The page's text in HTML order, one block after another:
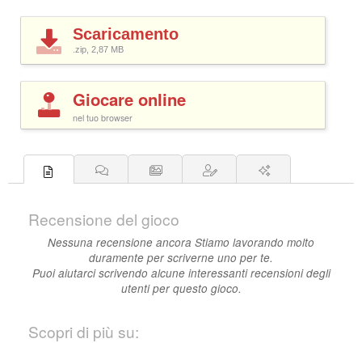
Scaricamento
.zip, 2,87 MB
Giocare online
nel tuo browser
Recensione del gioco
Nessuna recensione ancora Stiamo lavorando molto
duramente per scriverne uno per te.
Puoi aiutarci scrivendo alcune interessanti recensioni degli
utenti per questo gioco.
Scopri di più su: